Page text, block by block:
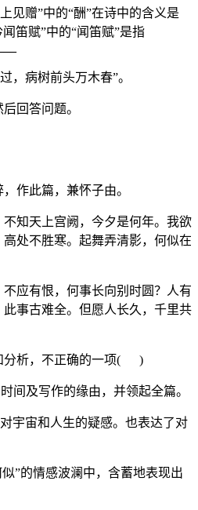
见赠”中的“酬”在诗中的含义是
闻笛赋”中的“闻笛赋”是指
，病树前头万木春”。
回答问题。
作此篇，兼怀子由。
知天上宫阙，今夕是何年。我欲
处不胜寒。起舞弄清影，何似在
应有恨，何事长向别时圆？人有
事古难全。但愿人长久，千里共
分析，不正确的一项( )
间及写作的缘由，并领起全篇。
宇宙和人生的疑感。也表达了对
”的情感波澜中，含蓄地表现出